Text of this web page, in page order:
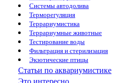
Системы автодолива
Терморегуляция
Террариумистика
Террариумные животные
Тестирование воды
Фильтрация и стерилизация
Экзотические птицы
Статьи по аквариумистике
Это интересно...